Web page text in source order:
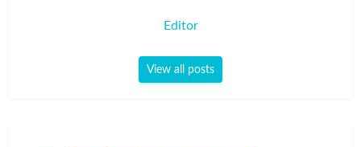
Editor
View all posts